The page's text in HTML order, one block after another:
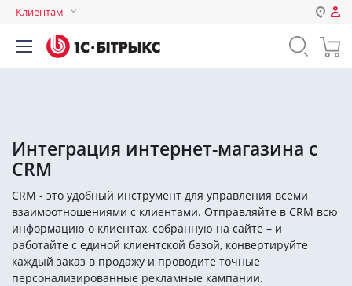
Клиентам
Авторизация
Запомнить меня на этом
компьютере
Забыли свой пароль?
Интеграция интернет-магазина с
CRM
CRM - это удобный инструмент для управления всеми
взаимоотношениями с клиентами. Отправляйте в CRM всю
информацию о клиентах, собранную на сайте – и
работайте с единой клиентской базой, конвертируйте
каждый заказ в продажу и проводите точные
персонализированные рекламные кампании.